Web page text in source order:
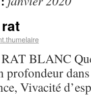
BLANC
profondeur
Vivacité